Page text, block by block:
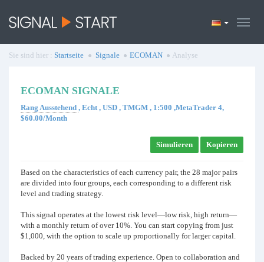
Sie sind hier : Startseite Signale ECOMAN Analyse
ECOMAN SIGNALE
Rang Ausstehend , Echt , USD , TMGM , 1:500 ,MetaTrader 4,
$60.00/Month
Simulieren Kopieren
Based on the characteristics of each currency pair, the 28 major pairs
are divided into four groups, each corresponding to a different risk
level and trading strategy.
This signal operates at the lowest risk level—low risk, high return—
with a monthly return of over 10%. You can start copying from just
$1,000, with the option to scale up proportionally for larger capital.
Backed by 20 years of trading experience. Open to collaboration and